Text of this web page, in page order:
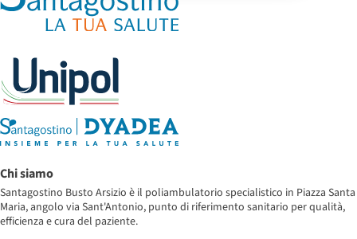
Chi siamo
Santagostino Busto Arsizio è il poliambulatorio specialistico in Piazza Santa
Maria, angolo via Sant'Antonio, punto di riferimento sanitario per qualità,
efficienza e cura del paziente.